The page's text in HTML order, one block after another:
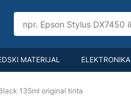
MATERIJAL ELEKTRONIKA
135ml original tinta